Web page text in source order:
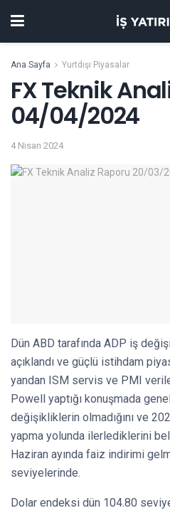
Ana Sayfa Yurtdışı Piyasalar
FX Teknik
04/04/2024
4 Nisan 2024
Dün ABD tarafında ADP iş
açıklandı ve güçlü istihdam
yandan ISM servis ve PMI
Powell yaptığı konuşmada
değişikliklerin olmadığını ve
yapma yolunda ilerlediklerini
Haziran ayında faiz indirimi
seviyelerinde.
Dolar endeksi dün 104.80